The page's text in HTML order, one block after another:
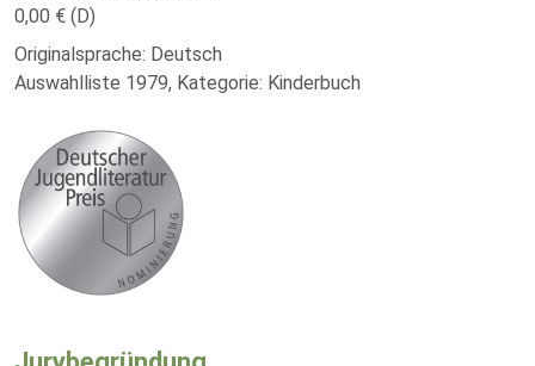
0,00 € (D)
Originalsprache: Deutsch
Auswahlliste 1979, Kategorie: Kinderbuch